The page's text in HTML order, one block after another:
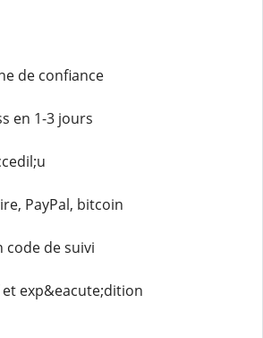
de confiance
en 1-3 jours
PayPal, bitcoin
code de suivi
exp&eacute;dition